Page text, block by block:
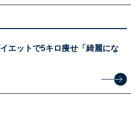
エットで5キロ痩せ「綺麗にな